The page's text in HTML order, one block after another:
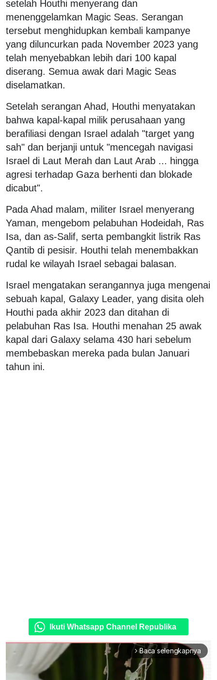
setelah Houthi menyerang dan
menenggelamkan Magic Seas. Serangan
tersebut menghidupkan kembali kampanye
yang diluncurkan pada November 2023 yang
telah menyebabkan lebih dari 100 kapal
diserang. Semua awak dari Magic Seas
diselamatkan.
Setelah serangan Ahad, Houthi menyatakan
bahwa kapal-kapal milik perusahaan yang
berafiliasi dengan Israel adalah "target yang
sah" dan berjanji untuk "mencegah navigasi
Israel di Laut Merah dan Laut Arab ... hingga
agresi terhadap Gaza berhenti dan blokade
dicabut".
Pada Ahad malam, militer Israel menyerang
Yaman, mengebom pelabuhan Hodeidah, Ras
Isa, dan as-Salif, serta pembangkit listrik Ras
Qantib di pesisir. Houthi telah menembakkan
rudal ke wilayah Israel sebagai balasan.
Israel mengatakan serangannya juga mengenai
sebuah kapal, Galaxy Leader, yang disita oleh
Houthi pada akhir 2023 dan ditahan di
pelabuhan Ras Isa. Houthi menahan 25 awak
kapal dari Galaxy selama 430 hari sebelum
membebaskan mereka pada bulan Januari
tahun ini.
Ikuti Whatsapp Channel Republika
arrow_forward_ios Baca selengkapnya